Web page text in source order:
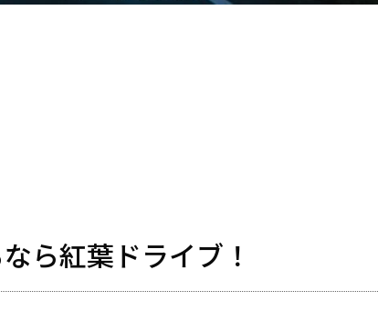
ら紅葉ドライブ！